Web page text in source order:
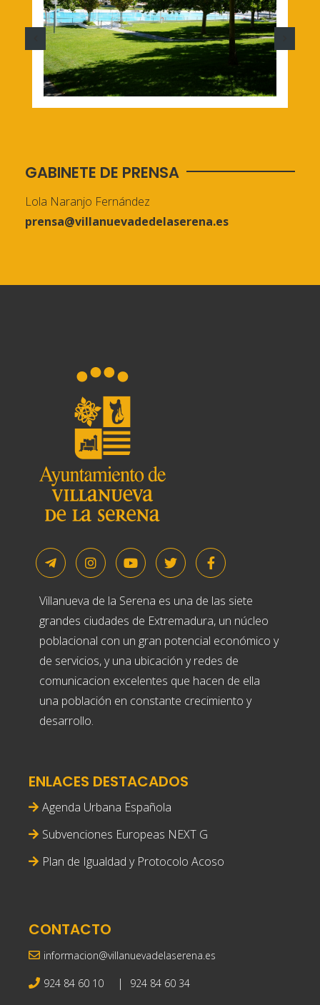
GABINETE DE PRENSA
Lola Naranjo Fernández
prensa@villanuevadedelaserena.es
Villanueva de la Serena es una de las siete
grandes ciudades de Extremadura, un núcleo
poblacional con un gran potencial económico y
de servicios, y una ubicación y redes de
comunicacion excelentes que hacen de ella
una población en constante crecimiento y
desarrollo.
ENLACES DESTACADOS
Agenda Urbana Española
Subvenciones Europeas NEXT G
Plan de Igualdad y Protocolo Acoso
CONTACTO
informacion@villanuevadelaserena.es
924 84 60 10 | 924 84 60 34